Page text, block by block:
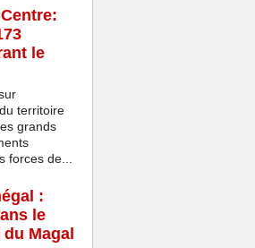
le
territoire
grands
forces de...
:
le
Magal